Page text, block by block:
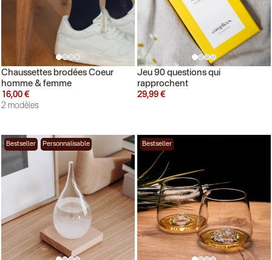
Chaussettes brodées Coeur
homme & femme
16,00 €
2 modèles
Jeu 90 questions qui
rapprochent
29,99 €
Bestseller Personnalisable Bestseller